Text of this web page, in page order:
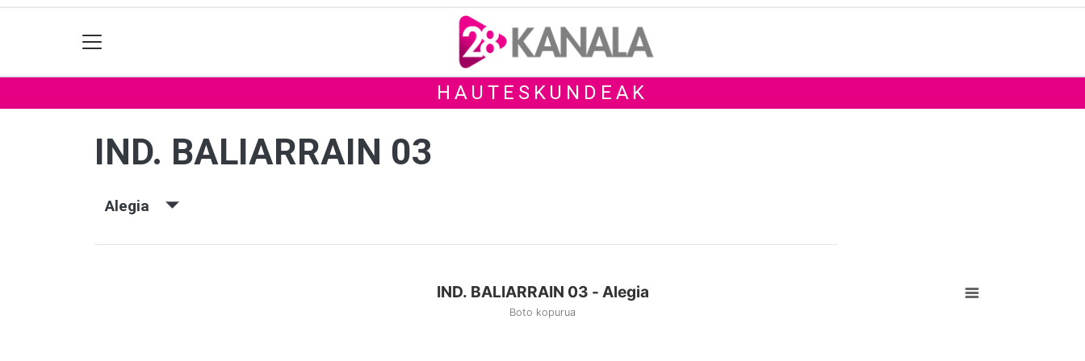
HAUTESKUNDEAK
IND. BALIARRAIN 03
Alegia
IND. BALIARRAIN 03 - Alegia
Boto kopurua